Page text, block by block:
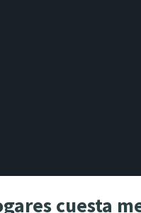
cuesta